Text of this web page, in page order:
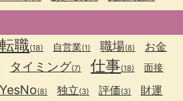
転職(18) 自営業(1) 職場(8) お金
タイミング(7) 仕事(18) 面接
YesNo(8) 独立(3) 評価(3) 財運